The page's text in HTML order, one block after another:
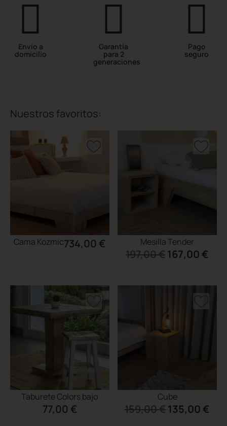
Envío a
domicilio
Garantía
para 2
generaciones
Pago
seguro
Nuestros favoritos:
Cama Kozmic734,00 €
Este
producto
variantes.
Las
opciones
se
pueden
elegir
página
producto
Mesilla Tender
197,00€167,00 €
Este
producto
tiene
variantes.
se
pueden
elegir
producto
Taburete Colors bajo
77,00 €
Este
producto
Cube
159,00€135,00 €
Este
producto
tiene